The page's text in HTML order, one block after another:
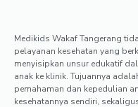
Medikids Wakaf Tangerang
pelayanan kesehatan yang
menyisipkan unsur edukatif
anak ke klinik. Tujuannya
pemahaman dan kepedulian
kesehatannya sendiri,